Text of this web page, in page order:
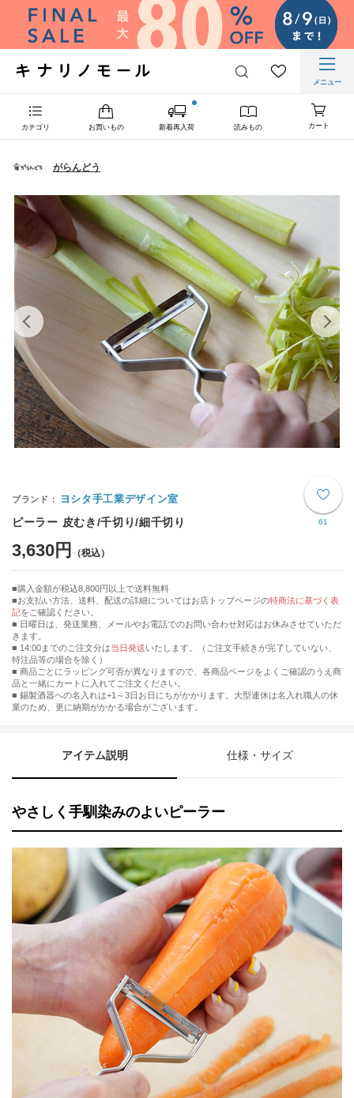
メニュー
カテゴリ お買いもの 新着再入荷 読みもの カート
がらんどう
61
ヨシタ手工業デザイン室
ピーラー 皮むき/千切り/細千切り
3,630円
購入金額が税込8,800円以上で送料無料
お支払い方法、送料、配送の詳細についてはお店トップページの特商法に基づく表
記をご確認ください。
■ 日曜日は、発送業務、メールやお電話でのお問い合わせ対応はお休みさせていただ
きます。
■ 14:00までのご注文分は当日発送いたします。（ご注文手続きが完了していない、
特注品等の場合を除く）
■ 商品ごとにラッピング可否が異なりますので、各商品ページをよくご確認のうえ商
品と一緒にカートに入れてご注文ください。
■ 錫製酒器への名入れは+1～3日お日にちがかかります。大型連休は名入れ職人の休
業のため、更に納期がかかる場合がございます。
アイテム説明 仕様・サイズ
やさしく手馴染みのよいピーラー